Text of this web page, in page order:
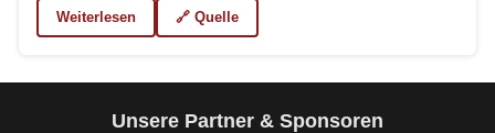
Weiterlesen 🔗 Quelle
Unsere Partner & Sponsoren